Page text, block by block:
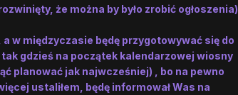
że można by było zrobić ogłoszenia)
w międzyczasie będę przygotowywać się do
gdzieś na początek kalendarzowej wiosny
planować jak najwcześniej) , bo na pewno
ustaliłem, będę informował Was na